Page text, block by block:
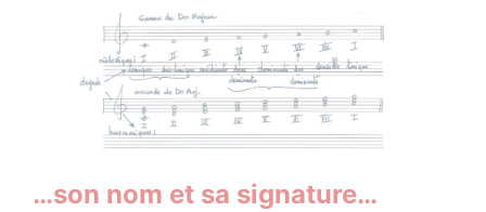
…son nom et sa signature…